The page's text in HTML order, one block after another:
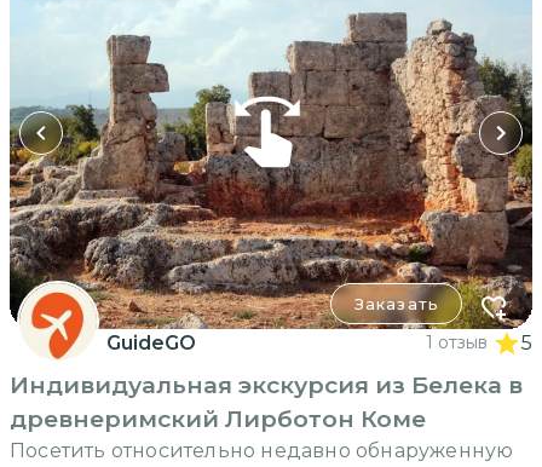
Заказать
GuideGO 1 отзыв 5
Индивидуальная экскурсия из Белека в
древнеримский Лирботон Коме
Посетить относительно недавно обнаруженную